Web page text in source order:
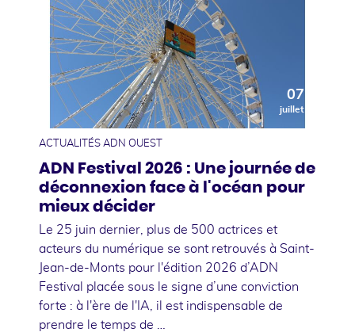
07
juillet
ACTUALITÉS ADN OUEST
ADN Festival 2026 : Une journée de
déconnexion face à l'océan pour
mieux décider
Le 25 juin dernier, plus de 500 actrices et
acteurs du numérique se sont retrouvés à Saint-
Jean-de-Monts pour l'édition 2026 d’ADN
Festival placée sous le signe d’une conviction
forte : à l'ère de l'IA, il est indispensable de
prendre le temps de …